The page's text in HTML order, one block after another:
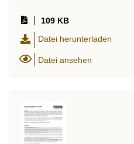
109 KB
Datei herunterladen
Datei ansehen